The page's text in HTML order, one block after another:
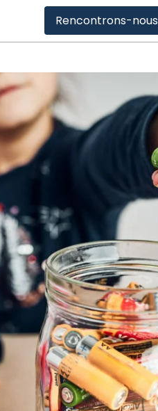
Rencontrons-nous